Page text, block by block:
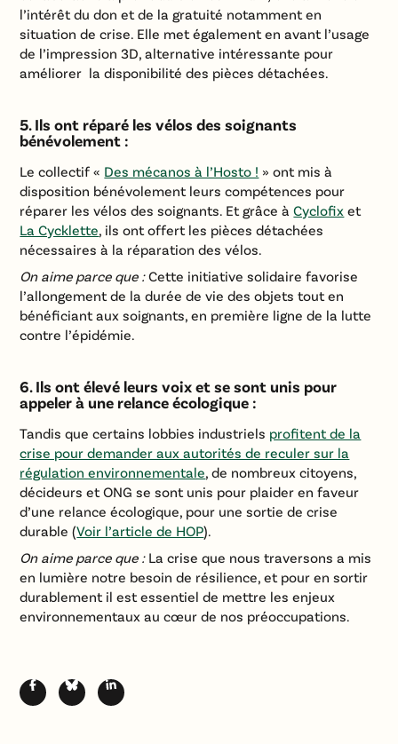
l’intérêt du don et de la gratuité notamment en
situation de crise. Elle met également en avant l’usage
de l’impression 3D, alternative intéressante pour
améliorer la disponibilité des pièces détachées.
5. Ils ont réparé les vélos des soignants
bénévolement :
Le collectif « Des mécanos à l’Hosto ! » ont mis à
disposition bénévolement leurs compétences pour
réparer les vélos des soignants. Et grâce àCyclofix et
La Cycklette, ils ont offert les pièces détachées
nécessaires à la réparation des vélos.
On aime parce que :Cette initiative solidaire favorise
l’allongement de la durée de vie des objets tout en
bénéficiant aux soignants, en première ligne de la lutte
contre l’épidémie.
6. Ils ont élevé leurs voix et se sont unis pour
appeler à une relance écologique :
Tandis que certains lobbies industriels profitent de la
crise pour demander aux autorités de reculer sur la
régulation environnementale, de nombreux citoyens,
décideurs et ONG se sont unis pour plaider en faveur
d’une relance écologique, pour une sortie de crise
durable (Voir l’article de HOP).
On aime parce que :La crise que nous traversons a mis
en lumière notre besoin de résilience, et pour en sortir
durablement il est essentiel de mettre les enjeux
environnementaux au cœur de nos préoccupations.